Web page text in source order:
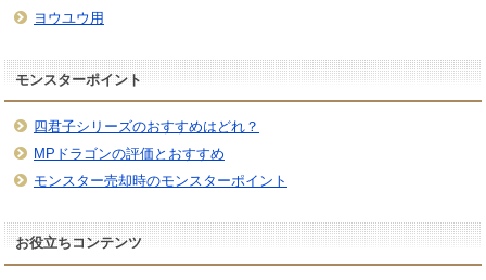
ヨウユウ用
モンスターポイント
四君子シリーズのおすすめはどれ？
MPドラゴンの評価とおすすめ
モンスター売却時のモンスターポイント
お役立ちコンテンツ